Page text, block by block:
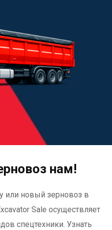
нам!
или новый зерновоз в
Sale осуществляет
спецтехники. Узнать